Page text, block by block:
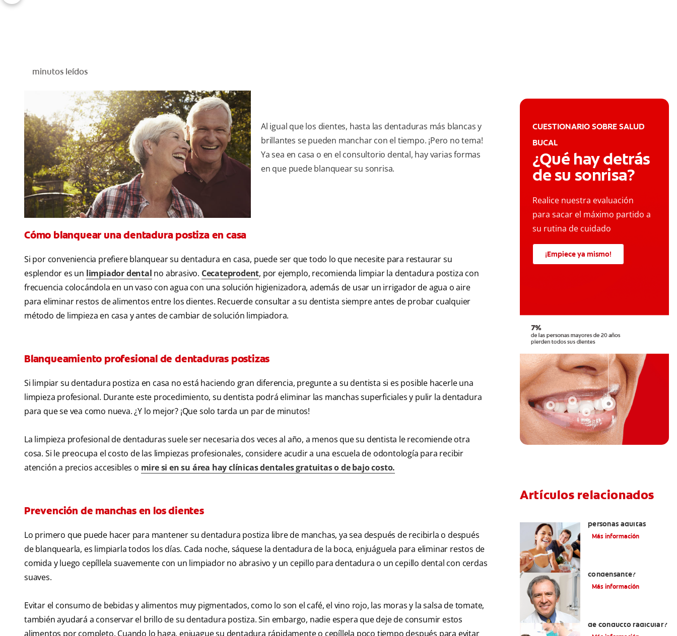
minutos leídos
Al igual que los dientes, hasta las dentaduras más blancas y
brillantes se pueden manchar con el tiempo. ¡Pero no tema!
Ya sea en casa o en el consultorio dental, hay varias formas
en que puede blanquear su sonrisa.
Cómo blanquear una dentadura postiza en casa
Si por conveniencia prefiere blanquear su dentadura en casa, puede ser que todo lo que necesite para restaurar su
esplendor es un limpiador dental no abrasivo. Cecateprodent, por ejemplo, recomienda limpiar la dentadura postiza con
frecuencia colocándola en un vaso con agua con una solución higienizadora, además de usar un irrigador de agua o aire
para eliminar restos de alimentos entre los dientes. Recuerde consultar a su dentista siempre antes de probar cualquier
método de limpieza en casa y antes de cambiar de solución limpiadora.
Blanqueamiento profesional de dentaduras postizas
Si limpiar su dentadura postiza en casa no está haciendo gran diferencia, pregunte a su dentista si es posible hacerle una
limpieza profesional. Durante este procedimiento, su dentista podrá eliminar las manchas superficiales y pulir la dentadura
para que se vea como nueva. ¿Y lo mejor? ¡Que solo tarda un par de minutos!
La limpieza profesional de dentaduras suele ser necesaria dos veces al año, a menos que su dentista le recomiende otra
cosa. Si le preocupa el costo de las limpiezas profesionales, considere acudir a una escuela de odontología para recibir
atención a precios accesibles o mire si en su área hay clínicas dentales gratuitas o de bajo costo.
Prevención de manchas en los dientes
Lo primero que puede hacer para mantener su dentadura postiza libre de manchas, ya sea después de recibirla o después
de blanquearla, es limpiarla todos los días. Cada noche, sáquese la dentadura de la boca, enjuáguela para eliminar restos de
comida y luego cepíllela suavemente con un limpiador no abrasivo y un cepillo para dentadura o un cepillo dental con cerdas
suaves.
Evitar el consumo de bebidas y alimentos muy pigmentados, como lo son el café, el vino rojo, las moras y la salsa de tomate,
también ayudará a conservar el brillo de su dentadura postiza. Sin embargo, nadie espera que deje de consumir estos
alimentos por completo. Cuando lo haga, enjuague su dentadura rápidamente o cepíllela poco tiempo después para evitar
CUESTIONARIO SOBRE SALUD
BUCAL
¿Qué hay detrás
de su sonrisa?
Realice nuestra evaluación
para sacar el máximo partido a
su rutina de cuidado
¡Empiece ya mismo!
Artículos relacionados
personas adultas
Más información
condensante?
Más información
de conducto radicular?